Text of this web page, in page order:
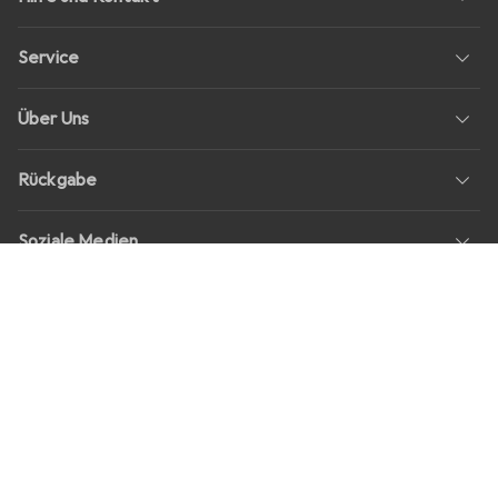
Service
Über Uns
Rückgabe
Soziale Medien